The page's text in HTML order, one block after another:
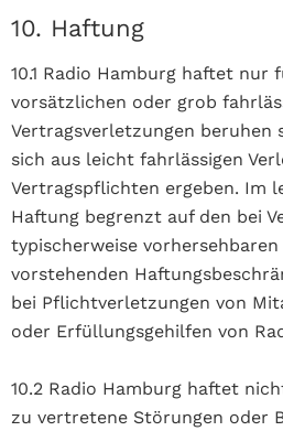
10. Haftung
10.1 Radio Hamburg haftet nur
vorsätzlichen oder grob
Vertragsverletzungen beruhen
sich aus leicht fahrlässigen
Vertragspflichten ergeben. Im
Haftung begrenzt auf den bei
typischerweise vorhersehbaren
vorstehenden
bei Pflichtverletzungen von
oder Erfüllungsgehilfen von
10.2 Radio Hamburg haftet
zu vertretene Störungen oder